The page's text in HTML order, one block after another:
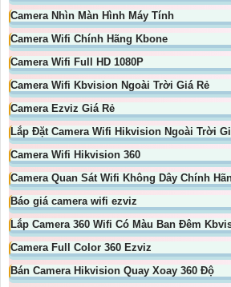
Camera Nhìn Màn Hình Máy Tính
Camera Wifi Chính Hãng Kbone
Camera Wifi Full HD 1080P
Camera Wifi Kbvision Ngoài Trời Giá Rẻ
Camera Ezviz Giá Rẻ
Lắp Đặt Camera Wifi Hikvision Ngoài Trời
Camera Wifi Hikvision 360
Camera Quan Sát Wifi Không Dây Chính
Báo giá camera wifi ezviz
Lắp Camera 360 Wifi Có Màu Ban Đêm
Camera Full Color 360 Ezviz
Bán Camera Hikvision Quay Xoay 360 Độ